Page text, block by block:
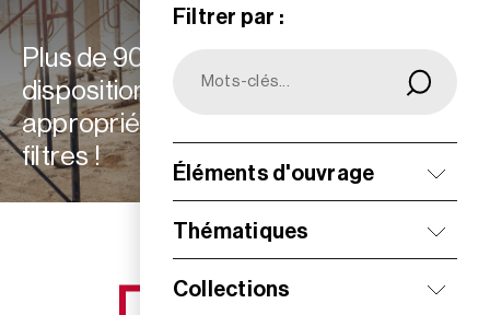
Filtrer par :
Éléments d'ouvrage
Thématiques
Collections
Plus de 900 ressources à votre
disposition : choisissez les plus
appropriées à vos besoins grâce aux
filtres !